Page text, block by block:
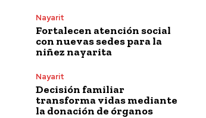
Nayarit
Fortalecen atención social
con nuevas sedes para la
niñez nayarita
Nayarit
Decisión familiar
transforma vidas mediante
la donación de órganos